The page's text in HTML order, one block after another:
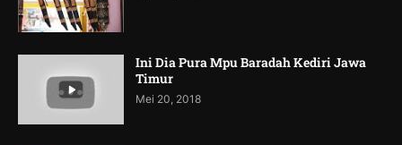
Ini Dia Pura Mpu Baradah Kediri Jawa
Timur
Mei 20, 2018